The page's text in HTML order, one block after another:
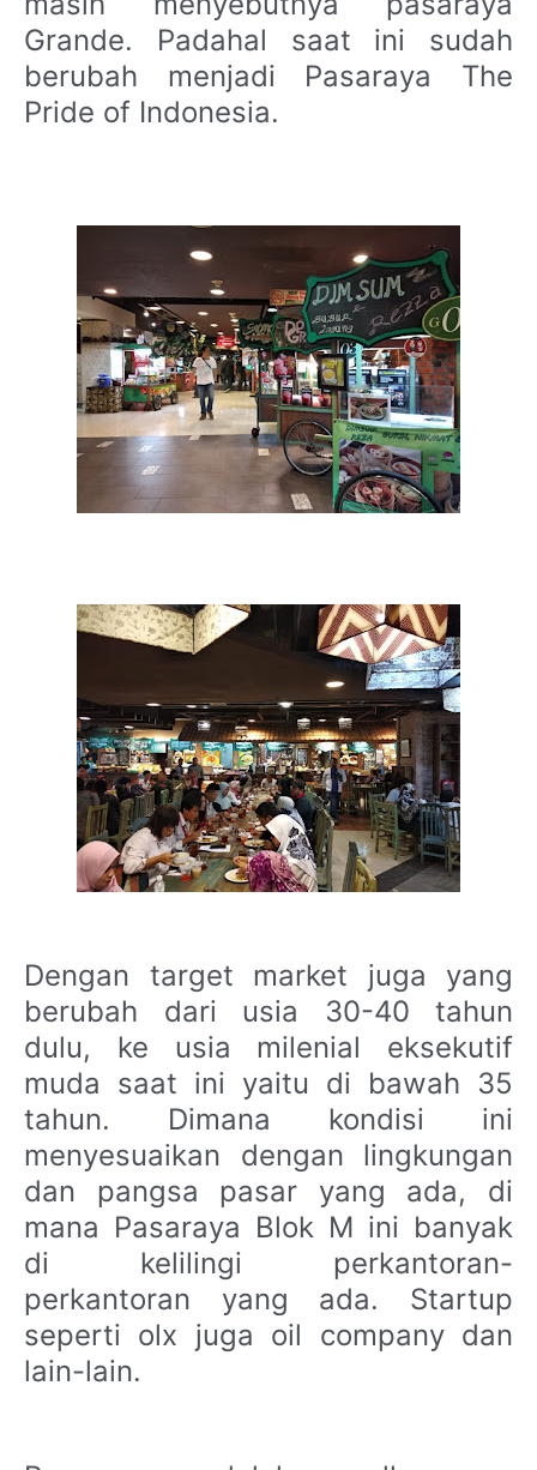
Grande. Padahal saat ini sudah
berubah menjadi Pasaraya The
Pride of Indonesia.
Dengan target market juga yang
berubah dari usia 30-40 tahun
dulu, ke usia milenial eksekutif
muda saat ini yaitu di bawah 35
tahun. Dimana kondisi ini
menyesuaikan dengan lingkungan
dan pangsa pasar yang ada, di
mana Pasaraya Blok M ini banyak
di kelilingi perkantoran-
perkantoran yang ada. Startup
seperti olx juga oil company dan
lain-lain.